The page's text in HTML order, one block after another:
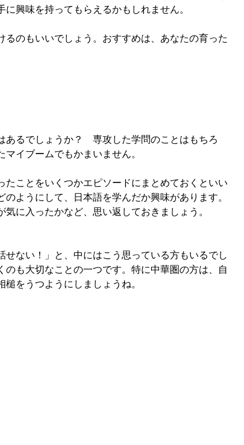
興味を持ってもらえるかもしれません。
のもいいでしょう。おすすめは、あなたの育った
るでしょうか？　専攻した学問のことはもちろ
イブームでもかまいません。
ことをいくつかエピソードにまとめておくといい
ようにして、日本語を学んだか興味があります。
に入ったかなど、思い返しておきましょう。
せない！」と、中にはこう思っている方もいるでし
のも大切なことの一つです。特に中華圏の方は、自
をうつようにしましょうね。